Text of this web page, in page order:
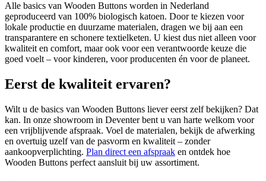
Alle basics van Wooden Buttons worden in Nederland
geproduceerd van 100% biologisch katoen. Door te kiezen voor
lokale productie en duurzame materialen, dragen we bij aan een
transparantere en schonere textielketen. U kiest dus niet alleen voor
kwaliteit en comfort, maar ook voor een verantwoorde keuze die
goed voelt – voor kinderen, voor producenten én voor de planeet.
Eerst de kwaliteit ervaren?
Wilt u de basics van Wooden Buttons liever eerst zelf bekijken? Dat
kan. In onze showroom in Deventer bent u van harte welkom voor
een vrijblijvende afspraak. Voel de materialen, bekijk de afwerking
en overtuig uzelf van de pasvorm en kwaliteit – zonder
aankoopverplichting. Plan direct een afspraak en ontdek hoe
Wooden Buttons perfect aansluit bij uw assortiment.